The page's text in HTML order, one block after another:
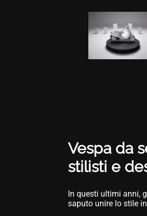
Vespa da
stilisti e
In questi ultimi anni,
saputo unire lo stile